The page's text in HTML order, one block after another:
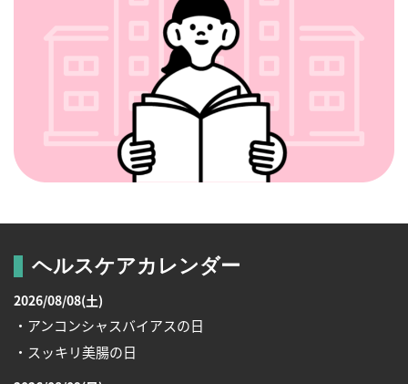
ヘルスケアカレンダー
2026/08/08(土)
・アンコンシャスバイアスの日
・スッキリ美腸の日